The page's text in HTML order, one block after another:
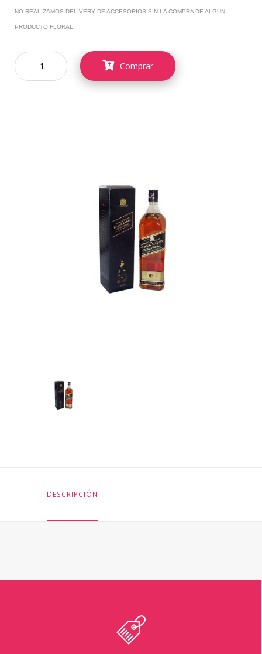
NO REALIZAMOS DELIVERY DE ACCESORIOS SIN LA COMPRA DE ALGÚN
PRODUCTO FLORAL.
Comprar
DESCRIPCIÓN